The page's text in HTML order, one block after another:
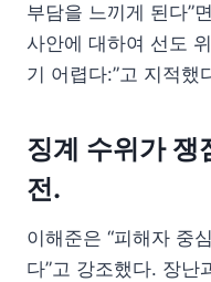
부담을 느끼게 된다”
사안에 대하여 선도
기 어렵다:”고 지적했
징계 수위가 쟁
전.
이해준은 “피해자 중
다”고 강조했다. 장난